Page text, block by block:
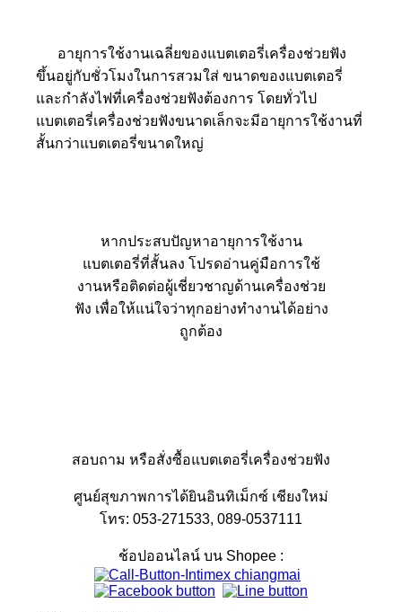
อายุการใช้งานเฉลี่ยของแบตเตอรี่เครื่องช่วยฟัง
ขึ้นอยู่กับชั่วโมงในการสวมใส่ ขนาดของแบตเตอรี่
และกำลังไฟที่เครื่องช่วยฟังต้องการ โดยทั่วไป
แบตเตอรี่เครื่องช่วยฟังขนาดเล็กจะมีอายุการใช้งานที่
สั้นกว่าแบตเตอรี่ขนาดใหญ่
หากประสบปัญหาอายุการใช้งาน
แบตเตอรี่ที่สั้นลง โปรดอ่านคู่มือการใช้
งานหรือติดต่อผู้เชี่ยวชาญด้านเครื่องช่วย
ฟัง เพื่อให้แน่ใจว่าทุกอย่างทำงานได้อย่าง
ถูกต้อง
สอบถาม หรือสั่งซื้อแบตเตอรี่เครื่องช่วยฟัง
ศูนย์สุขภาพการได้ยินอินทิเม็กซ์ เชียงใหม่
โทร: 053-271533, 089-0537111
ช้อปออนไลน์ บน Shopee :